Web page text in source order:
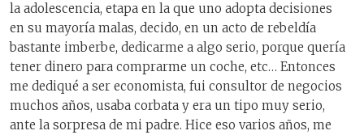
la adolescencia, etapa en la que uno adopta decisiones
en su mayoría malas, decido, en un acto de rebeldía
bastante imberbe, dedicarme a algo serio, porque quería
tener dinero para comprarme un coche, etc… Entonces
me dediqué a ser economista, fui consultor de negocios
muchos años, usaba corbata y era un tipo muy serio,
ante la sorpresa de mi padre. Hice eso varios años, me